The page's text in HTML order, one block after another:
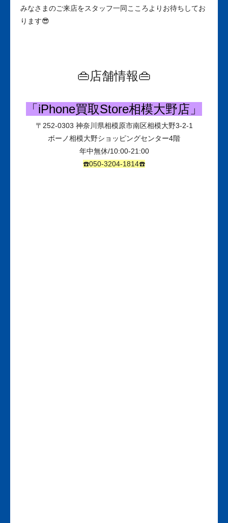
みなさまのご来店をスタッフ一同こころよりお待ちしてお
ります😎
👜店舗情報👜
「iPhone買取Store相模大野店」
〒 252-0303 神奈川県相模原市南区相模大野3-2-1
ボーノ相模大野ショッピングセンター4階
年中無休/10:00-21:00
☎️050-3204-1814☎️